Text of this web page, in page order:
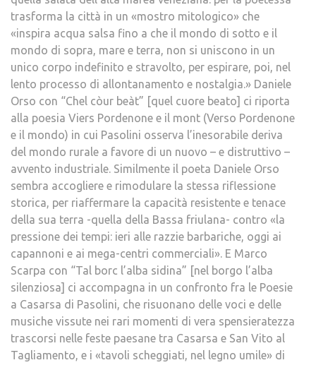
trasforma la città in un «mostro mitologico» che
«inspira acqua salsa fino a che il mondo di sotto e il
mondo di sopra, mare e terra, non si uniscono in un
unico corpo indefinito e stravolto, per espirare, poi, nel
lento processo di allontanamento e nostalgia.» Daniele
Orso con “Chel còur beàt” [quel cuore beato] ci riporta
alla poesia Viers Pordenone e il mont (Verso Pordenone
e il mondo) in cui Pasolini osserva l’inesorabile deriva
del mondo rurale a favore di un nuovo – e distruttivo –
avvento industriale. Similmente il poeta Daniele Orso
sembra accogliere e rimodulare la stessa riflessione
storica, per riaffermare la capacità resistente e tenace
della sua terra -quella della Bassa friulana- contro «la
pressione dei tempi: ieri alle razzie barbariche, oggi ai
capannoni e ai mega-centri commerciali». E Marco
Scarpa con “Tal borc l’alba sidina” [nel borgo l’alba
silenziosa] ci accompagna in un confronto fra le Poesie
a Casarsa di Pasolini, che risuonano delle voci e delle
musiche vissute nei rari momenti di vera spensieratezza
trascorsi nelle feste paesane tra Casarsa e San Vito al
Tagliamento, e i «tavoli scheggiati, nel legno umile» di